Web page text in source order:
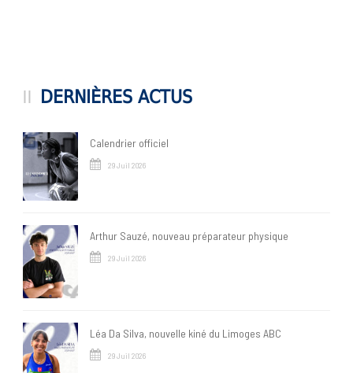
DERNIÈRES ACTUS
Calendrier officiel
29 Juil 2026
Arthur Sauzé, nouveau préparateur physique
29 Juil 2026
Léa Da Silva, nouvelle kiné du Limoges ABC
29 Juil 2026